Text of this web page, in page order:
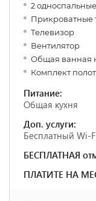
2
Прикроватные
Телевизор
Вентилятор
Общая ванная
Комплект
Питание:
Общая кухня
Доп. услуги:
Бесплатный Wi-
БЕСПЛАТНАЯ
ПЛАТИТЕ НА